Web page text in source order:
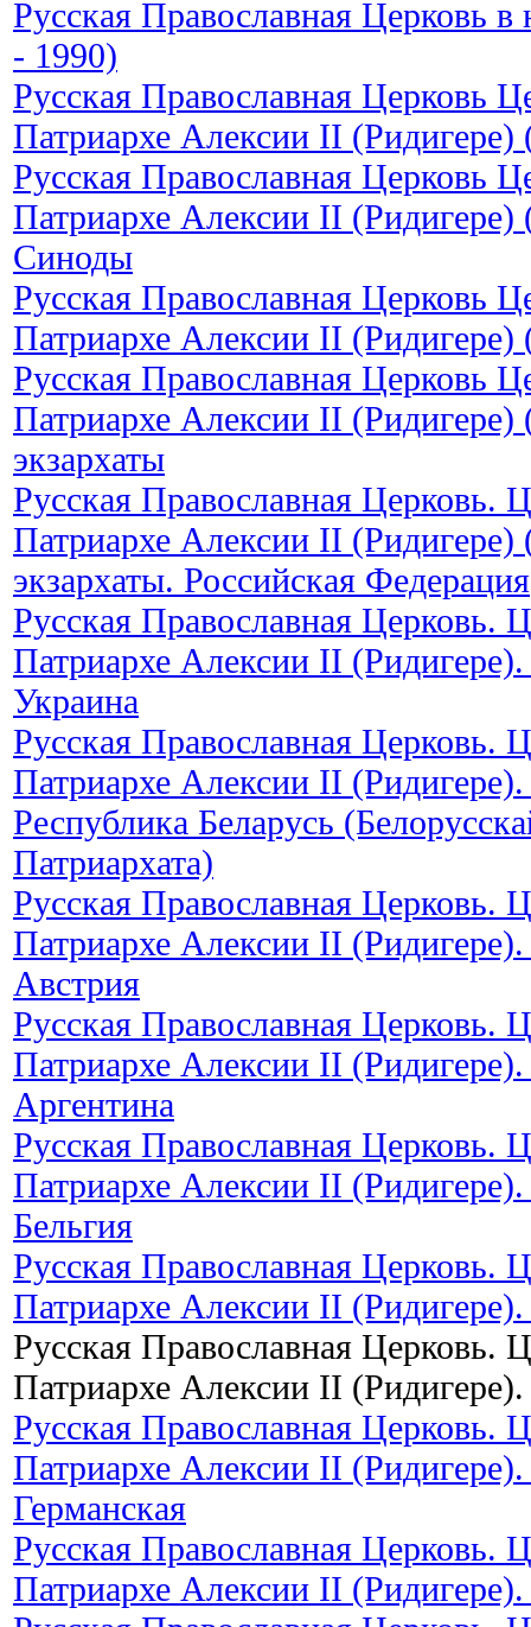
Русская Православная Церковь
- 1990)
Русская Православная Церковь
Патриархе Алексии II (Ридигере)
Русская Православная Церковь
Патриархе Алексии II
Синоды
Русская Православная Церковь
Патриархе Алексии II (Ридигере)
Русская Православная Церковь
Патриархе Алексии II
экзархаты
Русская Православная Церковь.
Патриархе Алексии II
экзархаты. Российская Федерация
Русская Православная Церковь.
Патриархе Алексии II
Украина
Русская Православная Церковь.
Патриархе Алексии II
Республика Беларусь
Патриархата)
Русская Православная Церковь.
Патриархе Алексии II
Австрия
Русская Православная Церковь.
Патриархе Алексии II
Аргентина
Русская Православная Церковь.
Патриархе Алексии II
Бельгия
Русская Православная Церковь.
Патриархе Алексии II
Русская Православная Церковь.
Патриархе Алексии II
Русская Православная Церковь.
Патриархе Алексии II
Германская
Русская Православная Церковь.
Патриархе Алексии II